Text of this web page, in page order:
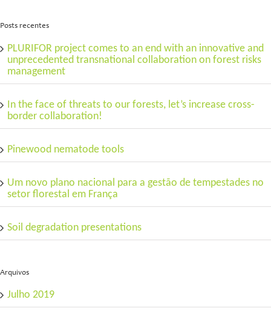
Posts recentes
PLURIFOR project comes to an end with an innovative and
unprecedented transnational collaboration on forest risks
management
In the face of threats to our forests, let’s increase cross-
border collaboration!
Pinewood nematode tools
Um novo plano nacional para a gestão de tempestades no
setor florestal em França
Soil degradation presentations
Arquivos
Julho 2019